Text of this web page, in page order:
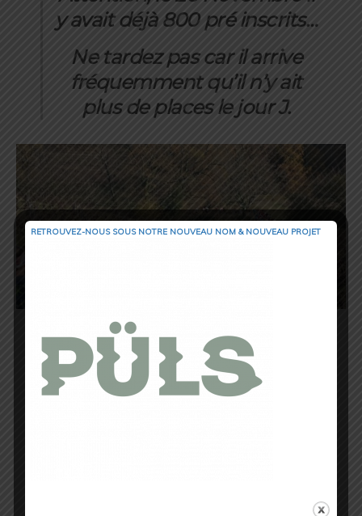
y avait déjà 800 pré inscrits…
Ne tardez pas car il arrive
fréquemment qu’il n’y ait
plus de places le jour J.
En plus de courir pour leTéléthon,
aurez également la possibilité de
rencontrer les nombreux partenaires
accompagnent le BSPdans ce bel
événement.
RETROUVEZ-NOUS SOUS NOTRE NOUVEAU NOM & NOUVEAU PROJET